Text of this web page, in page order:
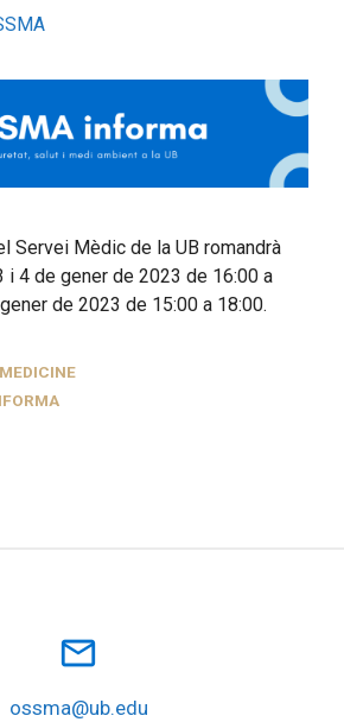
Servei Mèdic de la UB romandrà
i 4 de gener de 2023 de 16:00 a
de 2023 de 15:00 a 18:00.
mail_outline
ossma@ub.edu